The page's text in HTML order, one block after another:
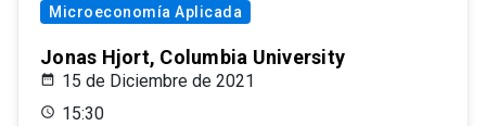
Microeconomía Aplicada
Jonas Hjort, Columbia University
15 de Diciembre de 2021
15:30